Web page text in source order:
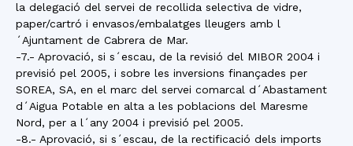
la delegació del servei de recollida selectiva de vidre,
paper/cartró i envasos/embalatges lleugers amb l
´Ajuntament de Cabrera de Mar.
-7.- Aprovació, si s´escau, de la revisió del MIBOR 2004 i
previsió pel 2005, i sobre les inversions finançades per
SOREA, SA, en el marc del servei comarcal d´Abastament
d´Aigua Potable en alta a les poblacions del Maresme
Nord, per a l´any 2004 i previsió pel 2005.
-8.- Aprovació, si s´escau, de la rectificació dels imports